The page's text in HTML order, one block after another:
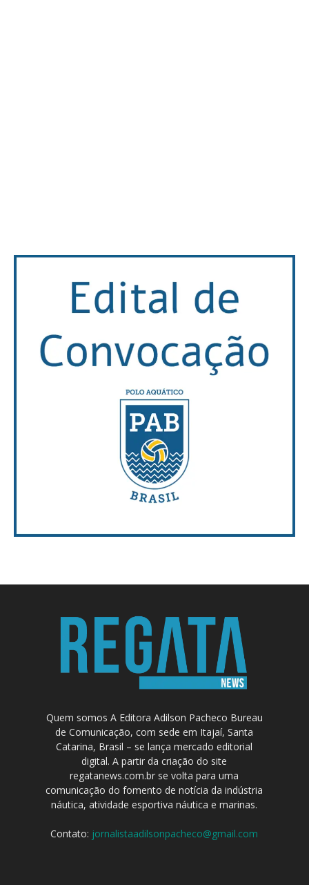
Quem somos A Editora Adilson Pacheco Bureau
de Comunicação, com sede em Itajaí, Santa
Catarina, Brasil – se lança mercado editorial
digital. A partir da criação do site
regatanews.com.br se volta para uma
comunicação do fomento de notícia da indústria
náutica, atividade esportiva náutica e marinas.
Contato: jornalistaadilsonpacheco@gmail.com